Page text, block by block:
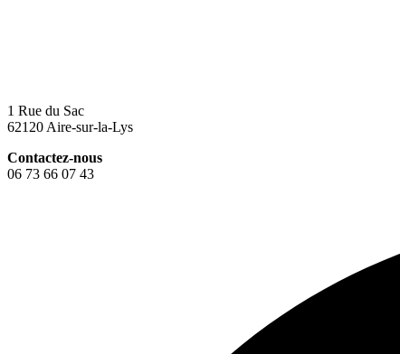
1 Rue du Sac
62120 Aire-sur-la-Lys
Contactez-nous
06 73 66 07 43